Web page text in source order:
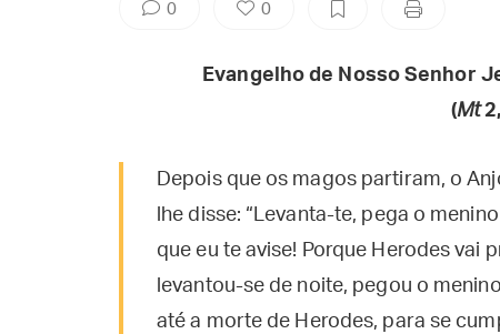
0 0
Evangelho de Nosso Senhor
(Mt
Depois que os magos partiram, o
lhe disse: “Levanta-te, pega o
que eu te avise! Porque Herodes vai
levantou-se de noite, pegou o
até a morte de Herodes, para se